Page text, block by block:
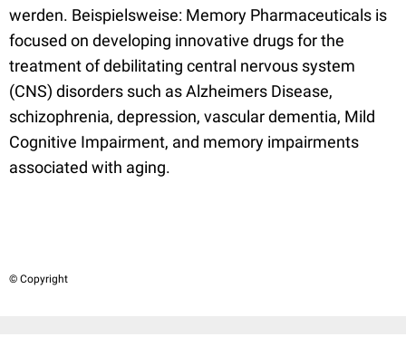
werden. Beispielsweise: Memory Pharmaceuticals is
focused on developing innovative drugs for the
treatment of debilitating central nervous system
(CNS) disorders such as Alzheimers Disease,
schizophrenia, depression, vascular dementia, Mild
Cognitive Impairment, and memory impairments
associated with aging.
© Copyright